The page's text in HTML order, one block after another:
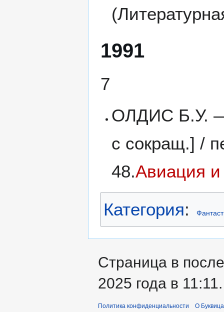
1991
7
ОЛДИС Б.У. —
с сокращ.] /
48.Авиация и
Категория:
Страница в
2025 года в 11:11.
Политика конфиденциальности О Буквица